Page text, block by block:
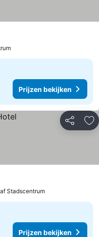
Prijzen bekijken
Delen
Stadscentrum
Prijzen bekijken